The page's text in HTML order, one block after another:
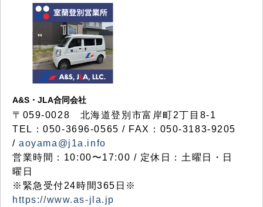
A&S・JLA合同会社
〒 059-0028 北海道登別市富岸町2丁目 8-1
TEL：050-3696-0565 / FAX：050-3183-9205
/aoyama@j1a.info
営業時間：10:00〜17:00 / 定休日：土曜日・日
曜日
※緊急受付24時間365日※
https://www.as-jla.jp